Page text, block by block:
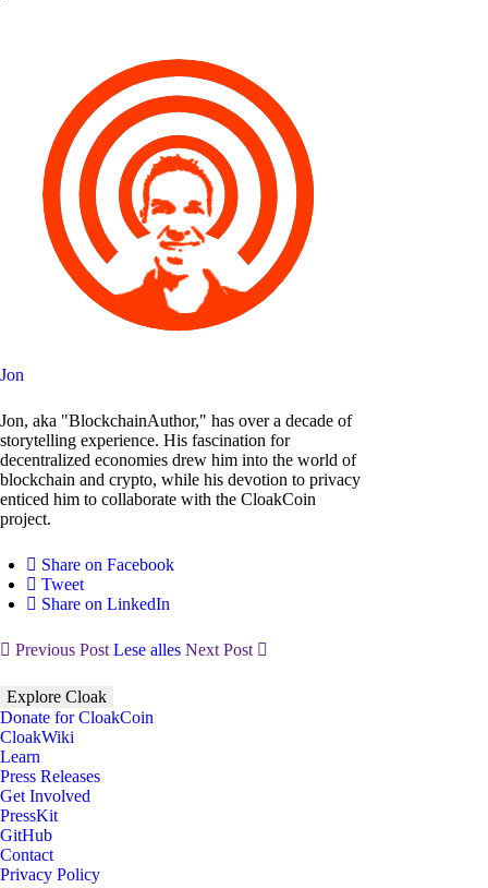
Jon
Jon, aka "BlockchainAuthor," has over a decade of
storytelling experience. His fascination for
decentralized economies drew him into the world of
blockchain and crypto, while his devotion to privacy
enticed him to collaborate with the CloakCoin
project.
Share on Facebook
Tweet
Share on LinkedIn
Previous Post Lese alles Next Post
Explore Cloak
Donate for CloakCoin
CloakWiki
Learn
Press Releases
Get Involved
PressKit
GitHub
Contact
Privacy Policy